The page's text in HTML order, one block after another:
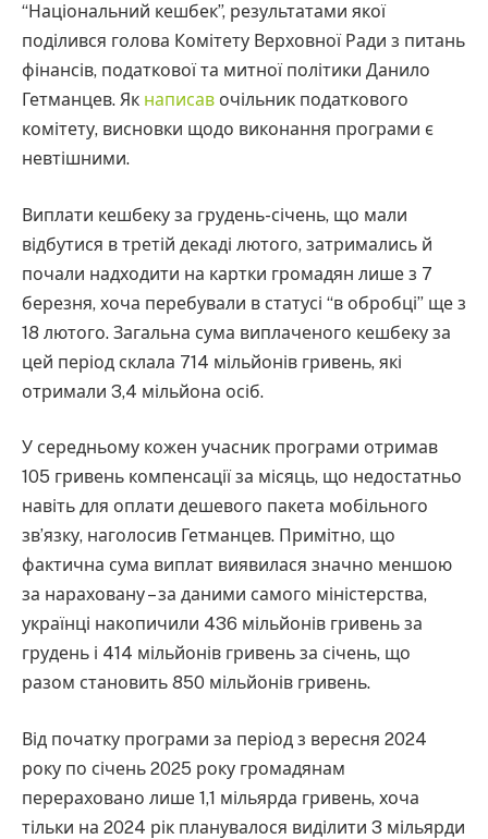
“Національний кешбек”, результатами якої
поділився голова Комітету Верховної Ради з питань
фінансів, податкової та митної політики Данило
Гетманцев. Як написав очільник податкового
комітету, висновки щодо виконання програми є
невтішними.
Виплати кешбеку за грудень-січень, що мали
відбутися в третій декаді лютого, затримались й
почали надходити на картки громадян лише з 7
березня, хоча перебували в статусі “в обробці” ще з
18 лютого. Загальна сума виплаченого кешбеку за
цей період склала 714 мільйонів гривень, які
отримали 3,4 мільйона осіб.
У середньому кожен учасник програми отримав
105 гривень компенсації за місяць, що недостатньо
навіть для оплати дешевого пакета мобільного
зв’язку, наголосив Гетманцев. Примітно, що
фактична сума виплат виявилася значно меншою
за нараховану – за даними самого міністерства,
українці накопичили 436 мільйонів гривень за
грудень і 414 мільйонів гривень за січень, що
разом становить 850 мільйонів гривень.
Від початку програми за період з вересня 2024
року по січень 2025 року громадянам
перераховано лише 1,1 мільярда гривень, хоча
тільки на 2024 рік планувалося виділити 3 мільярди